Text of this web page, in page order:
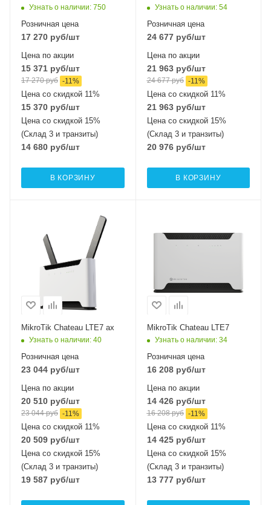
Узнать о наличии: 750
Розничная цена
17 270 руб/шт
Цена по акции
15 371 руб/шт
17 270руб -11%
Цена со скидкой 11%
15 370 руб/шт
Цена со скидкой 15%
(Склад 3 и транзиты)
14 680 руб/шт
В КОРЗИНУ
Узнать о наличии: 54
Розничная цена
24 677руб/шт
Цена по акции
21 963руб/шт
24 677руб -11%
Цена со скидкой 11%
21 963руб/шт
Цена со скидкой 15%
(Склад 3 и транзиты)
20 976руб/шт
В КОРЗИНУ
Один LTE7
Проводные,
оптические
Gigabit
Wi-Fi интерфейсы
Два: 5 ГГц
802.11a/n/ac/ax
MIMO2x2 + 2,4 ГГЦ
802.11b/g/n/ax
MIMO2x2
MikroTik Chateau LTE7 ax
Узнать о наличии: 40
Розничная цена
23 044 руб/шт
Цена по акции
20 510 руб/шт
23 044руб -11 %
Цена со скидкой 11%
20 509 руб/шт
Цена со скидкой 15%
(Склад 3 и транзиты)
19 587 руб/шт
Один LTE7
интерфейсы
5xGigabit
Два: 5 ГГц
802.11a/n/ac
MIMO2x2 + 2,4 ГГЦ
802.11b/g/n
MIMO2x2
MikroTik Chateau LTE7
Узнать о наличии: 34
Розничная цена
16 208руб/шт
Цена по акции
14 426руб/шт
16 208руб -11 %
Цена со скидкой 11%
14 425руб/шт
Цена со скидкой 15%
(Склад 3 и транзиты)
13 777руб/шт